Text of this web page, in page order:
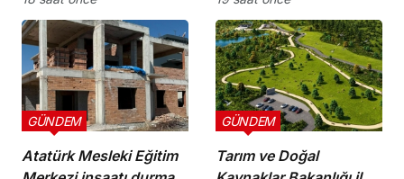
geleceği planlayan
politikalara ihtiyaç var”
güneş altında çalışmayı
yasakladı
Atatürk Mesleki Eğitim
GÜNDEM
Tarım ve Doğal
GÜNDEM